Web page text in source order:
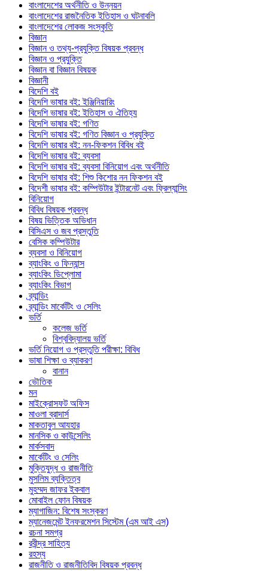
বাংলাদেশের অর্থনীতি ও উন্নয়ন
বাংলাদেশের রাজনৈতিক ইতিহাস ও ঘটনাবলি
বাংলাদেশের লোকজ সংস্কৃতি
বিজ্ঞান
বিজ্ঞান ও তথ্য-প্রযুক্তি বিষয়ক প্রবন্ধ
বিজ্ঞান ও প্রযুক্তি
বিজ্ঞান বা বিজ্ঞান বিষয়ক
বিজ্ঞানী
বিদেশি বই
বিদেশি ভাষার বই: ইঞ্জিনিয়ারিং
বিদেশি ভাষার বই: ইতিহাস ও ঐতিহ্য
বিদেশি ভাষার বই: গণিত
বিদেশি ভাষার বই: গণিত বিজ্ঞান ও প্রযুক্তি
বিদেশি ভাষার বই: নন-ফিকশন বিবিধ বই
বিদেশি ভাষার বই: ব্যবসা
বিদেশি ভাষার বই: ব্যবসা বিনিয়োগ এবং অর্থনীতি
বিদেশি ভাষার বই: শিশু কিশোর নন ফিকশন বই
বিদেশী ভাষার বই: কম্পিউটার ইন্টারনেট এবং ফ্রিল্যান্সিং
বিনিয়োগ
বিবিধ বিষয়ক প্রবন্ধ
বিষয় ভিত্তিক অভিধান
বিসিএস ও জব প্রস্তুতি
বেসিক কম্পিউটার
ব্যবসা ও বিনিয়োগ
ব্যাংকিং ও ফিন্যান্স
ব্যাংকিং ডিপ্লোমা
ব্যাংকিং বিভাগ
ব্র্যান্ডিং
ব্র্যান্ডিং মার্কেটিং ও সেলিং
ভর্তি
কলেজ ভর্তি
বিশ্ববিদ্যালয় ভর্তি
ভর্তি নিয়োগ ও প্রস্তুতি পরীক্ষা: বিবিধ
ভাষা শিক্ষা ও ব্যাকরণ
বানান
ভৌতিক
মন
মাইক্রোসফট অফিস
মাওলা ব্রাদার্স
মাকতাবুল আযহার
মানসিক ও কাউন্সেলিং
মার্কসবাদ
মার্কেটিং ও সেলিং
মুক্তিযুদ্ধ ও রাজনীতি
মুসলিম ব্যক্তিত্ব
মুহম্মদ জাফর ইকবাল
মোবাইল ফোন বিষয়ক
ম্যাগাজিন: বিশেষ সংস্করণ
ম্যানেজমেন্ট ইনফরমেশন সিস্টেম (এম আই এস)
রচনা সমগ্র
রবীন্দ্র সাহিত্য
রহস্য
রাজনীতি ও রাজনীতিবিদ বিষয়ক প্রবন্ধ